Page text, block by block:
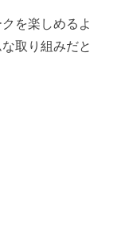
を楽しめるよ
取り組みだと